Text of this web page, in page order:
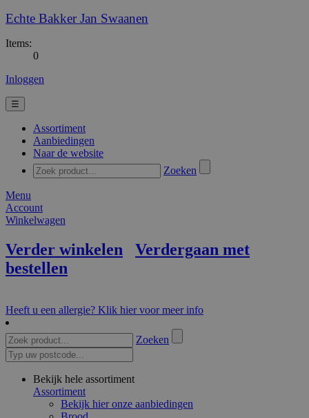
Echte Bakker Jan Swaanen
Items:
0
Inloggen
☰
Assortiment
Aanbiedingen
Naar de website
Zoeken
Menu
Account
Winkelwagen
Verder winkelen
Verdergaan met
bestellen
Heeft u een allergie? Klik hier voor meer info
Zoeken
Bekijk hele assortiment
Assortiment
Bekijk hier onze aanbiedingen